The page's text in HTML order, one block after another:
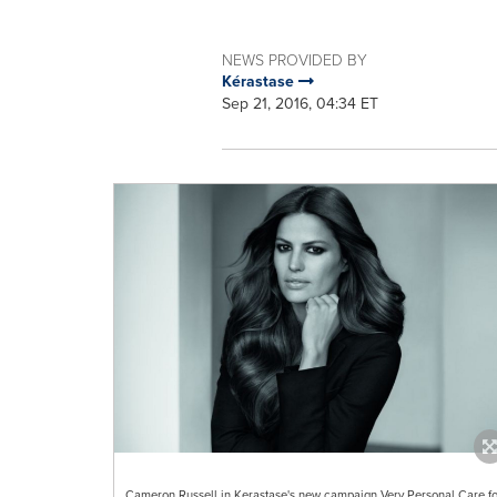
NEWS PROVIDED BY
Kérastase
Sep 21, 2016, 04:34 ET